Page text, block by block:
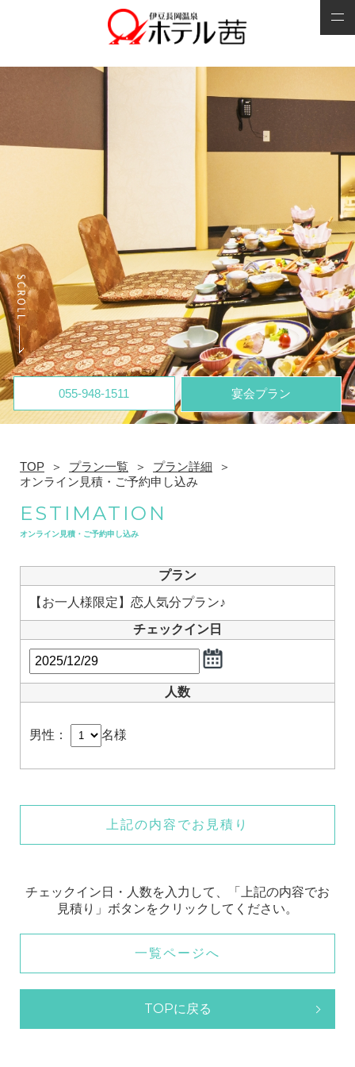
055-948-1511 宴会プラン
TOP プラン一覧
プラン詳細
オンライン見積・ご予約申し込み
ESTIMATION
オンライン見積・ご予約申し込み
プラン
【お一人様限定】恋人気分プラン♪
チェックイン日
人数
男性： 名様
上記の内容でお見積り
チェックイン日・人数を入力して、「上記の内容でお
見積り」ボタンをクリックしてください。
一覧ページへ
TOPに戻る